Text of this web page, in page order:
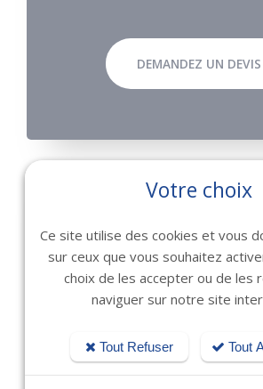
DEMANDEZ UN DEVIS
Lead
à partir de 990€
Votre choix
Ce site utilise des cookies et vous
sur ceux que vous souhaitez
choix de les accepter ou de les
naviguer sur notre site
Tout Refuser Tout